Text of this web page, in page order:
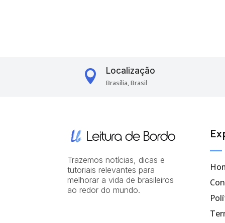
 Localização
Brasília, Brasil
Trazemos notícias, dicas e
tutoriais relevantes para
melhorar a vida de brasileiros
ao redor do mundo.